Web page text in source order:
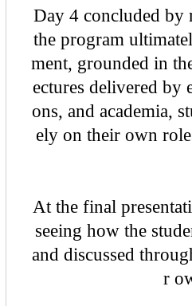
Day 4 concluded by
the program
ment, grounded in
ectures delivered by
ons, and academia,
ely on their own
At the final
seeing how the
and discussed
r